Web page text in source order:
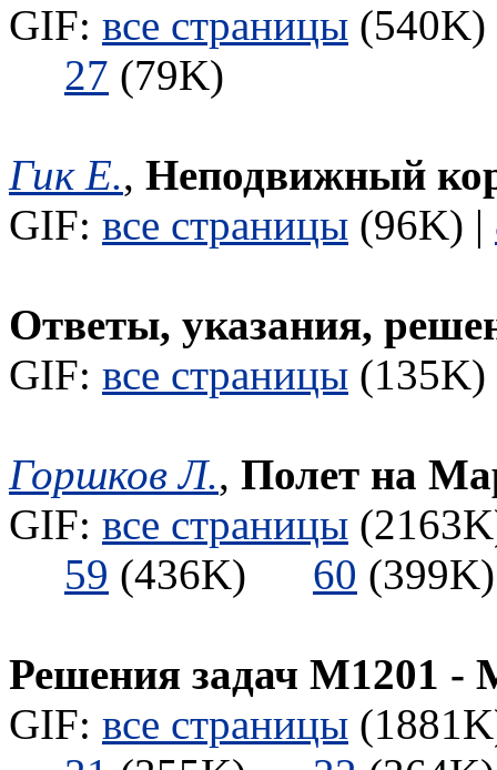
GIF: все страницы
27 (79K)
Гик Е., Неподвижный
GIF: все страницы (96K) |
Ответы, указания,
GIF: все страницы
Горшков Л., Полет на
GIF: все страницы
59 (436K) 60
Решения задач М1201 -
GIF: все страницы